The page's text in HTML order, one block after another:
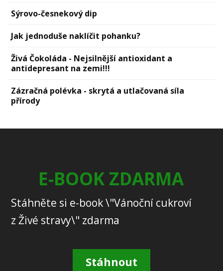
Sýrovо-česnekový dip
Jak jednoduše naklíčit pohanku?
Živá Čokoláda - Nejsilnější antioxidant a
antidepresant na zemi!!!
Zázračná polévka - skrytá a utlačovaná síla
přírody
E-BOOK ZDARMA
Stáhněte si e-book \"Vánoční cukroví
z Živé stravy\" zdarma
Stáhnout